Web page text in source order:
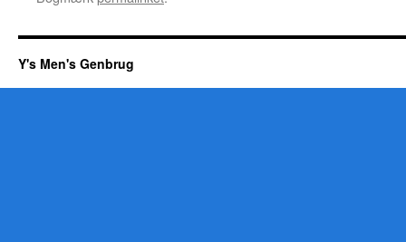
Y's Men's Genbrug